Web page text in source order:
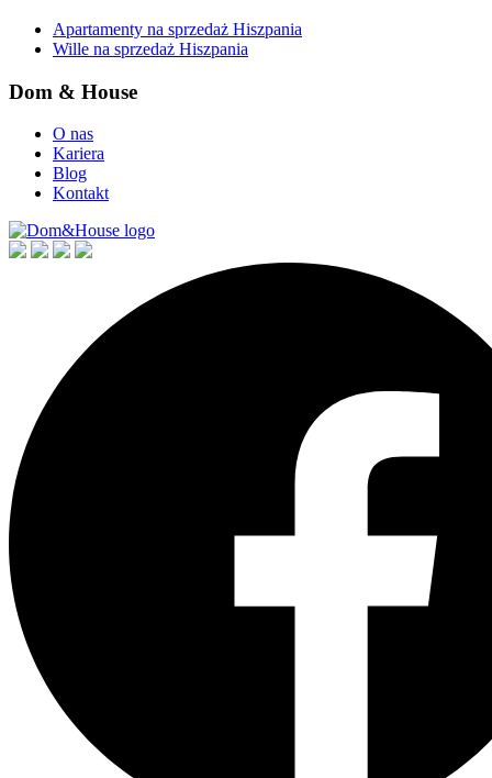
Apartamenty na sprzedaż Hiszpania
Wille na sprzedaż Hiszpania
Dom & House
O nas
Kariera
Blog
Kontakt